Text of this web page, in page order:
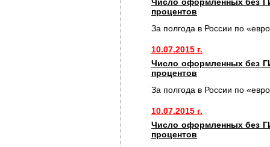
процентов
За полгода в России по
10.07.2015 г.
Число оформленных без
процентов
За полгода в России по
10.07.2015 г.
Число оформленных без
процентов